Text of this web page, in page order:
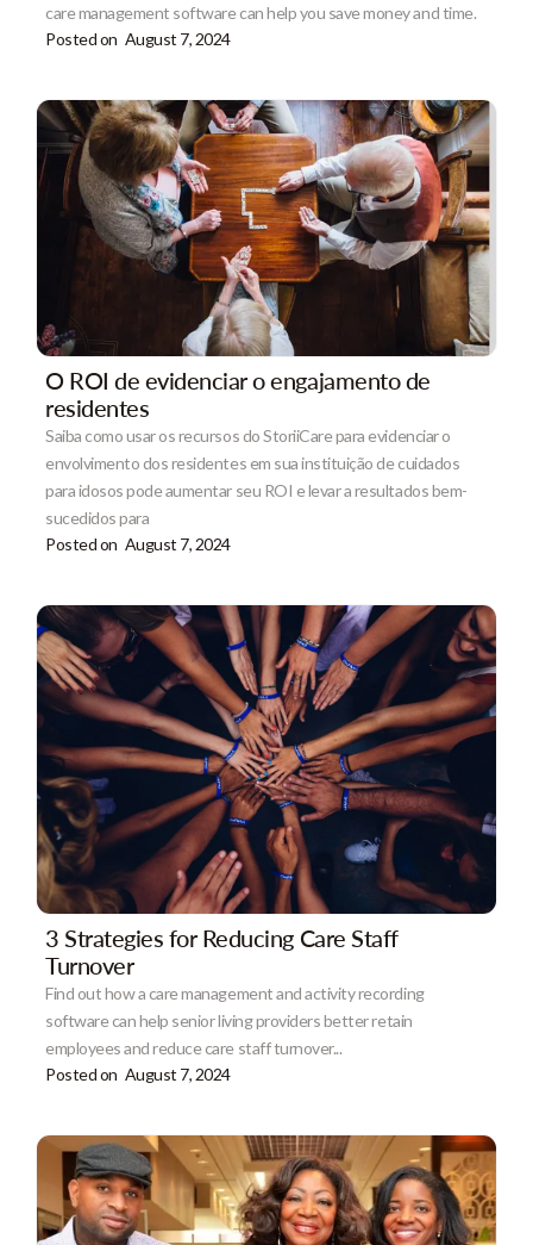
care management software can help you save money and time.
Posted on August 7, 2024
O ROI de evidenciar o engajamento de
residentes
Saiba como usar os recursos do StoriiCare para evidenciar o
envolvimento dos residentes em sua instituição de cuidados
para idosos pode aumentar seu ROI e levar a resultados bem-
sucedidos para
Posted on August 7, 2024
3 Strategies for Reducing Care Staff
Turnover
Find out how a care management and activity recording
software can help senior living providers better retain
employees and reduce care staff turnover...
Posted on August 7, 2024